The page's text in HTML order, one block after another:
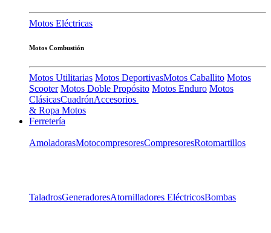
Motos Eléctricas
Motos Combustión
Motos Utilitarias Motos DeportivasMotos Caballito Motos
Scooter Motos Doble Propósito Motos Enduro Motos
ClásicasCuadrónAccesorios
& Ropa Motos
Ferretería
AmoladorasMotocompresoresCompresoresRotomartillos
TaladrosGeneradoresAtornilladores EléctricosBombas